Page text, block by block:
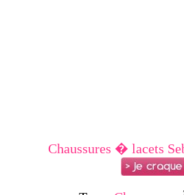
Chaussures � lacets